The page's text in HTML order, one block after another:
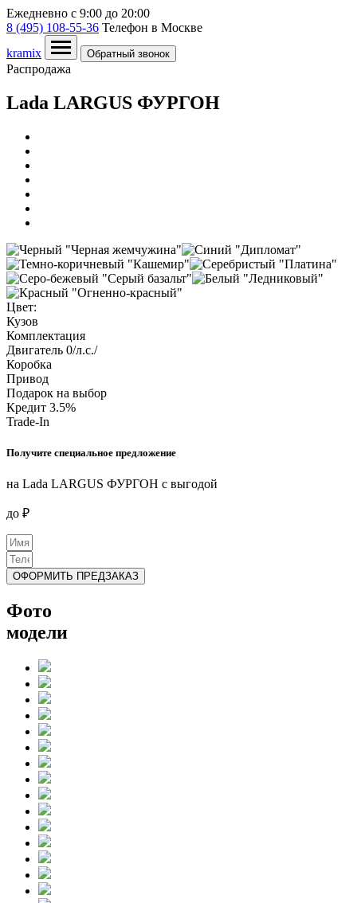
Ежедневно c 9:00 до 20:00
8 (495) 108-55-36 Телефон в Москве
kramix
Обратный звонок
Распродажа
Lada LARGUS ФУРГОН
Цвет:
Кузов
Комплектация
Двигатель 0/л.с./
Коробка
Привод
Подарок на выбор
Кредит 3.5%
Trade-In
Получите специальное предложение
на Lada LARGUS ФУРГОН с выгодой
до ₽
ОФОРМИТЬ ПРЕДЗАКАЗ
Фото
модели